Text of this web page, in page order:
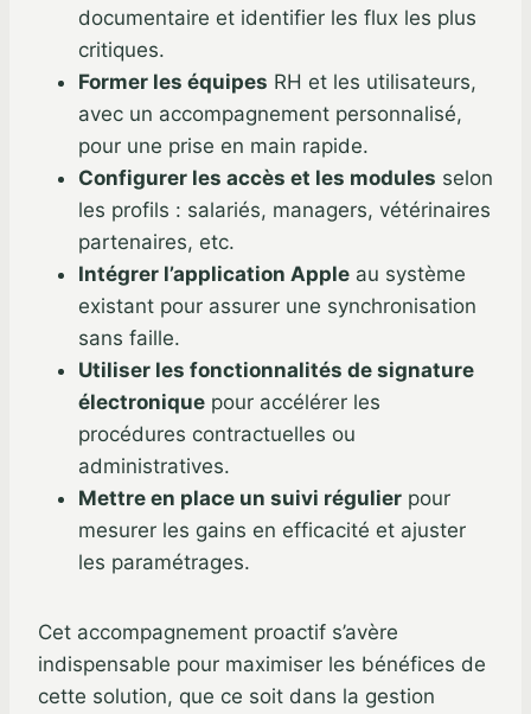
documentaire et identifier les flux les plus
critiques.
Former les équipes RH et les utilisateurs,
avec un accompagnement personnalisé,
pour une prise en main rapide.
Configurer les accès et les modules selon
les profils : salariés, managers, vétérinaires
partenaires, etc.
Intégrer l’application Apple au système
existant pour assurer une synchronisation
sans faille.
Utiliser les fonctionnalités de signature
électronique pour accélérer les
procédures contractuelles ou
administratives.
Mettre en place un suivi régulier pour
mesurer les gains en efficacité et ajuster
les paramétrages.
Cet accompagnement proactif s’avère
indispensable pour maximiser les bénéfices de
cette solution, que ce soit dans la gestion